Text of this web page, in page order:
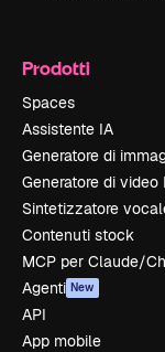
Prodotti
Spaces
Assistente IA
Generatore di
Generatore di video
Sintetizzatore
Contenuti stock
MCP per Claude/
Agenti New
API
App mobile